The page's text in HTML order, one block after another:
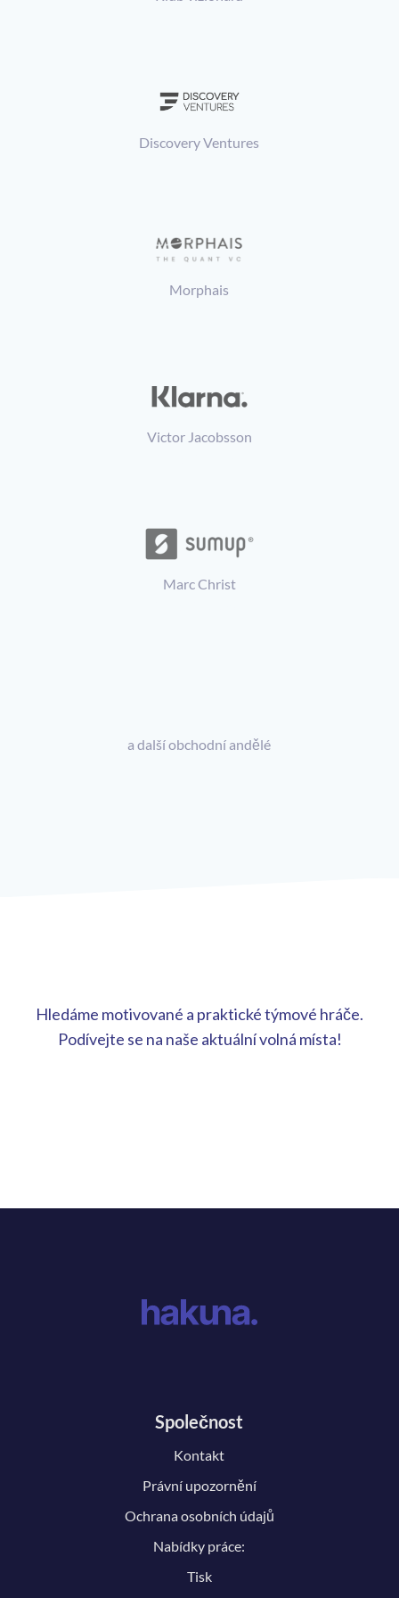
Discovery Ventures
Morphais
Victor Jacobsson
Marc Christ
a další obchodní andělé
Hledáme motivované a praktické týmové hráče.
Podívejte se na naše aktuální volná místa!
Společnost
Kontakt
Právní upozornění
Ochrana osobních údajů
Nabídky práce:
Tisk